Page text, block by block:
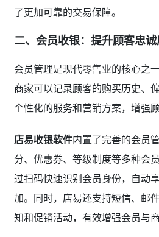
了更加可靠的交易保障。
二、会员收银：提升顾客忠诚
会员管理是现代零售业的核心之
商家可以记录顾客的购买历史、
个性化的服务和营销方案，增强
店易收银软件内置了完善的会员
分、优惠券、等级制度等多种会
过扫码快速识别会员身份，自动
加。同时，店易还支持短信、邮
知和促销活动，有效增强会员与